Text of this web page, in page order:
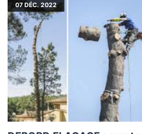
07 DÉC. 2022